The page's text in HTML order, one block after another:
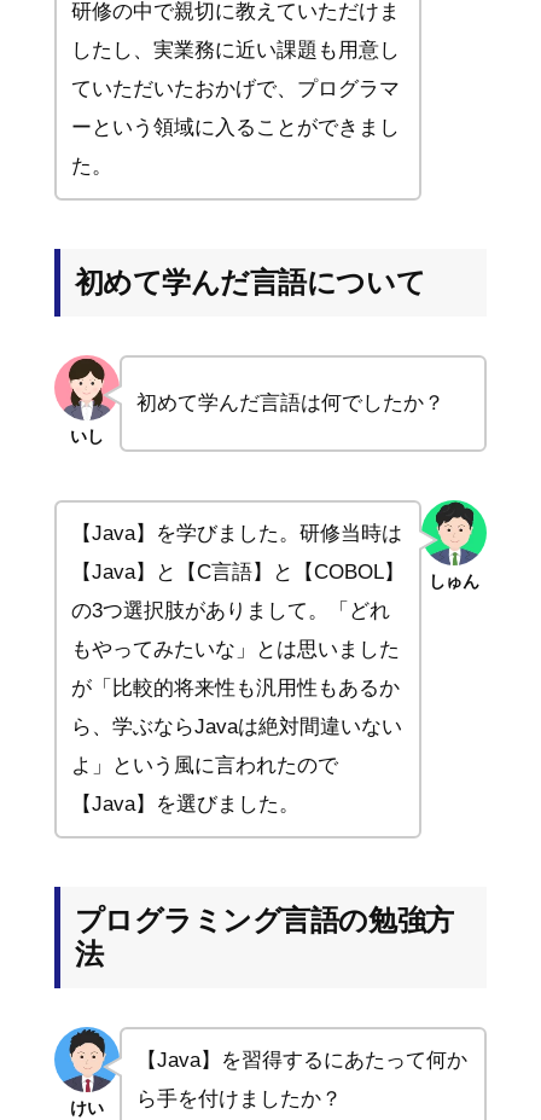
研修の中で親切に教えていただけま
したし、実業務に近い課題も用意し
ていただいたおかげで、プログラマ
ーという領域に入ることができまし
た。
初めて学んだ言語について
いし
初めて学んだ言語は何でしたか？
しゅん
【Java】を学びました。研修当時は
【Java】と【C言語】と【COBOL】
の3つ選択肢がありまして。「どれ
もやってみたいな」とは思いました
が「比較的将来性も汎用性もあるか
ら、学ぶならJavaは絶対間違いない
よ」という風に言われたので
【Java】を選びました。
プログラミング言語の勉強方
法
けい
【Java】を習得するにあたって何か
ら手を付けましたか？